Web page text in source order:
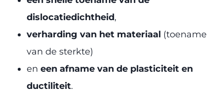
dislocatiedichtheid,
verharding van het materiaal (toename
van de sterkte)
en een afname van de plasticiteit en
ductiliteit.